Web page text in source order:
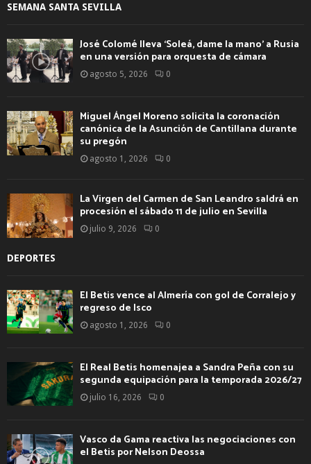
SEMANA SANTA SEVILLA
José Colomé lleva ‘Soleá, dame la mano’ a Rusia
en una versión para orquesta de cámara
agosto 5, 2026 0
Miguel Ángel Moreno solicita la coronación
canónica de la Asunción de Cantillana durante
su pregón
agosto 1, 2026 0
La Virgen del Carmen de San Leandro saldrá en
procesión el sábado 11 de julio en Sevilla
julio 9, 2026 0
DEPORTES
El Betis vence al Almería con gol de Corralejo y
regreso de Isco
agosto 1, 2026 0
El Real Betis homenajea a Sandra Peña con su
segunda equipación para la temporada 2026/27
julio 16, 2026 0
Vasco da Gama reactiva las negociaciones con
el Betis por Nelson Deossa